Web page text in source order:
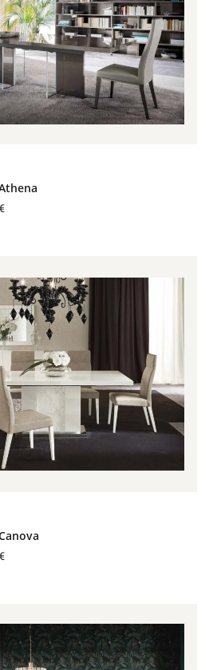
€
€
range:
1,789.00€
through
1,953.00€
range:
1,733.00€
through
1,884.00€